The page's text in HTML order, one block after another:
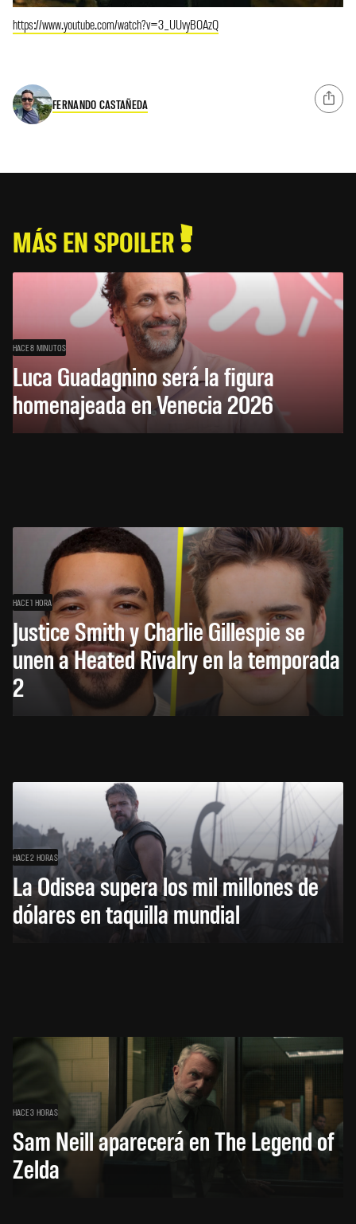
https://www.youtube.com/watch?v=3_UUvyBOAzQ
FERNANDO CASTAÑEDA
MÁS EN SPOILER
HACE 8 MINUTOS
Luca Guadagnino será la figura
homenajeada en Venecia 2026
HACE 1 HORA
Justice Smith y Charlie Gillespie se
unen a Heated Rivalry en la temporada
2
HACE 2 HORAS
La Odisea supera los mil millones de
dólares en taquilla mundial
HACE 3 HORAS
Sam Neill aparecerá en The Legend of
Zelda